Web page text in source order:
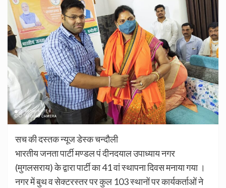
सच की दस्तक न्यूज डेस्क चन्दौली
भारतीय जनता पार्टी मण्डल पं दीनदयाल उपाध्याय नगर
(मुगलसराय) के द्वारा पार्टी का 41 वां स्थापना दिवस मनाया गया ।
नगर में बुथ व सेक्टरस्तर पर कुल 103 स्थानों पर कार्यकर्ताओं ने